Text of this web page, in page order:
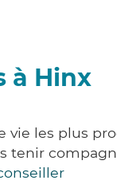
à Hinx
les plus
tenir